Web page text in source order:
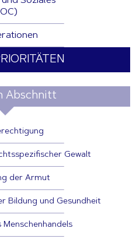
Abschnitt
Gewalt
der Armut
Bildung und Gesundheit